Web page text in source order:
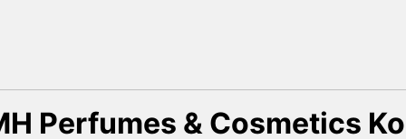
Perfumes & Cosmetics